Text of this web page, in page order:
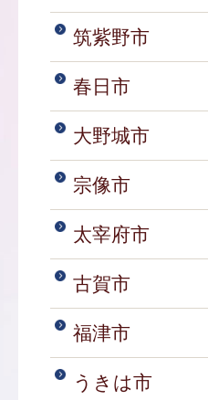
筑紫野市
春日市
大野城市
宗像市
太宰府市
古賀市
福津市
うきは市